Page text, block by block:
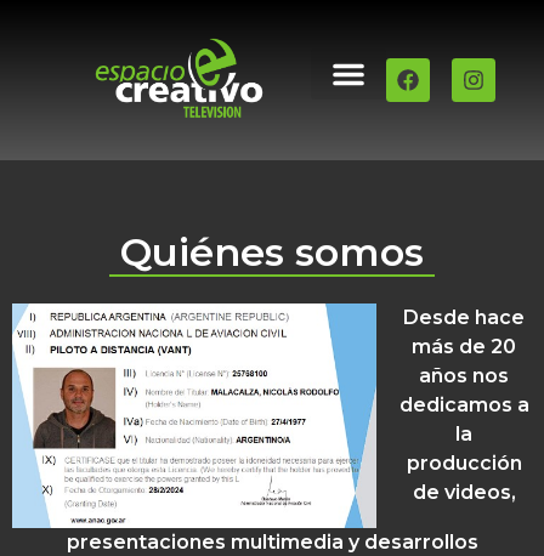
Quiénes somos
Desde hace
más de 20
años nos
dedicamos a
la
producción
de videos,
presentaciones multimedia y desarrollos